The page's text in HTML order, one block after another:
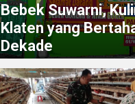
Bebek Suwarni,
Klaten yang
Dekade